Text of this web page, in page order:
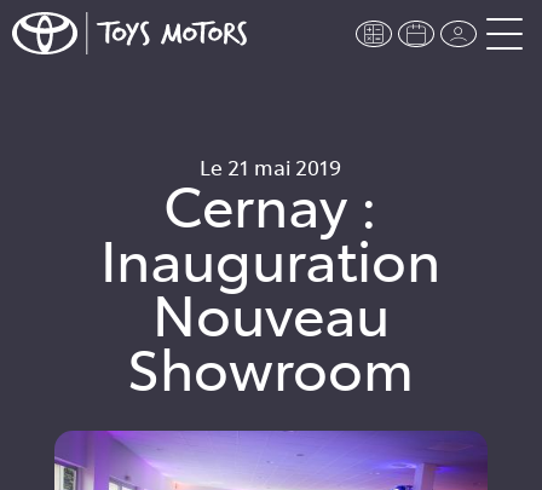
Le 21 mai 2019
Cernay :
Inauguration
Nouveau
Showroom